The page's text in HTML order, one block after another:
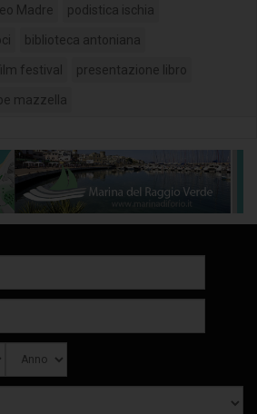
Madre podistica ischia
biblioteca antoniana
festival presentazione libro
mazzella